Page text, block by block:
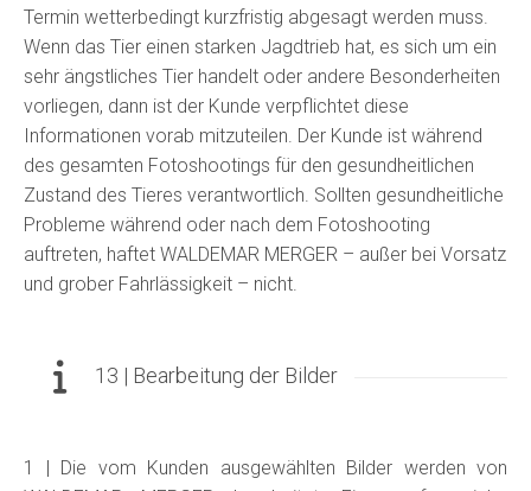
Termin wetterbedingt kurzfristig abgesagt werden muss.
Wenn das Tier einen starken Jagdtrieb hat, es sich um ein
sehr ängstliches Tier handelt oder andere Besonderheiten
vorliegen, dann ist der Kunde verpflichtet diese
Informationen vorab mitzuteilen. Der Kunde ist während
des gesamten Fotoshootings für den gesundheitlichen
Zustand des Tieres verantwortlich. Sollten gesundheitliche
Probleme während oder nach dem Fotoshooting
auftreten, haftet WALDEMAR MERGER – außer bei Vorsatz
und grober Fahrlässigkeit – nicht.
13 | Bearbeitung der Bilder
1 | Die vom Kunden ausgewählten Bilder werden von